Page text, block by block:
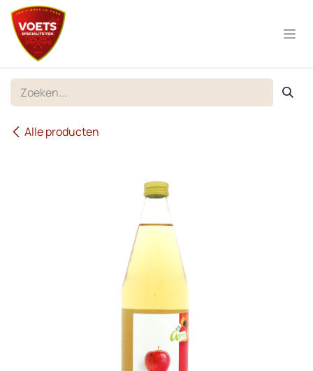
Overslaan naar inhoud
Alle producten